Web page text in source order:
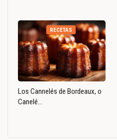
RECETAS
Los Cannelés de Bordeaux, o
Canelé…